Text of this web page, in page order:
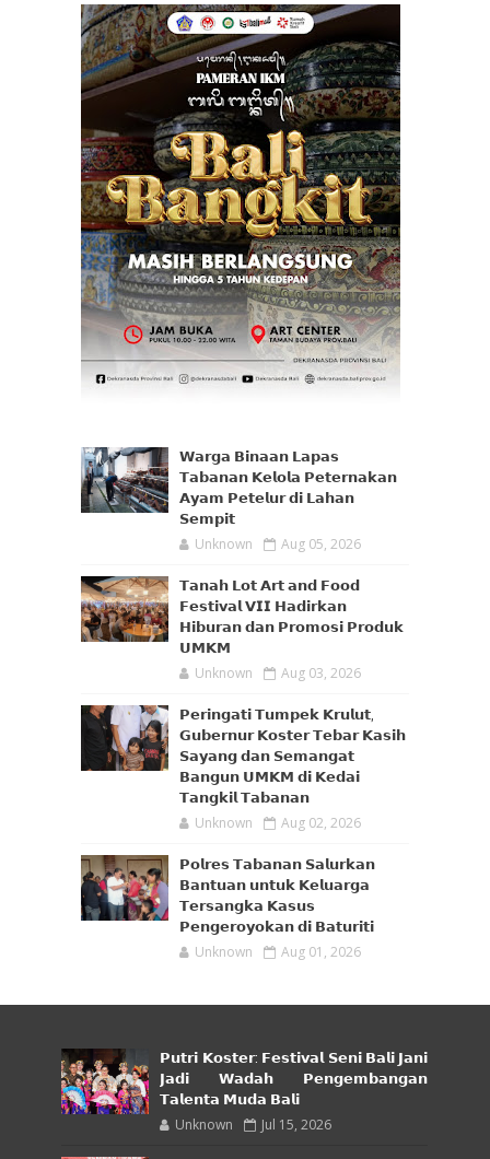
𝗪𝗮𝗿𝗴𝗮 𝗕𝗶𝗻𝗮𝗮𝗻 𝗟𝗮𝗽𝗮𝘀
𝗧𝗮𝗯𝗮𝗻𝗮𝗻 𝗞𝗲𝗹𝗼𝗹𝗮 𝗣𝗲𝘁𝗲𝗿𝗻𝗮𝗸𝗮𝗻
𝗔𝘆𝗮𝗺 𝗣𝗲𝘁𝗲𝗹𝘂𝗿 𝗱𝗶 𝗟𝗮𝗵𝗮𝗻
𝗦𝗲𝗺𝗽𝗶𝘁
Unknown Aug 05, 2026
𝗧𝗮𝗻𝗮𝗵 𝗟𝗼𝘁 𝗔𝗿𝘁 𝗮𝗻𝗱 𝗙𝗼𝗼𝗱
𝗙𝗲𝘀𝘁𝗶𝘃𝗮𝗹 𝗩𝗜𝗜 𝗛𝗮𝗱𝗶𝗿𝗸𝗮𝗻
𝗛𝗶𝗯𝘂𝗿𝗮𝗻 𝗱𝗮𝗻 𝗣𝗿𝗼𝗺𝗼𝘀𝗶 𝗣𝗿𝗼𝗱𝘂𝗸
𝗨𝗠𝗞𝗠
Unknown Aug 03, 2026
𝗣𝗲𝗿𝗶𝗻𝗴𝗮𝘁𝗶 𝗧𝘂𝗺𝗽𝗲𝗸 𝗞𝗿𝘂𝗹𝘂𝘁,
𝗚𝘂𝗯𝗲𝗿𝗻𝘂𝗿 𝗞𝗼𝘀𝘁𝗲𝗿 𝗧𝗲𝗯𝗮𝗿 𝗞𝗮𝘀𝗶𝗵
𝗦𝗮𝘆𝗮𝗻𝗴 𝗱𝗮𝗻 𝗦𝗲𝗺𝗮𝗻𝗴𝗮𝘁
𝗕𝗮𝗻𝗴𝘂𝗻 𝗨𝗠𝗞𝗠 𝗱𝗶 𝗞𝗲𝗱𝗮𝗶
𝗧𝗮𝗻𝗴𝗸𝗶𝗹 𝗧𝗮𝗯𝗮𝗻𝗮𝗻
Unknown Aug 02, 2026
𝗣𝗼𝗹𝗿𝗲𝘀 𝗧𝗮𝗯𝗮𝗻𝗮𝗻 𝗦𝗮𝗹𝘂𝗿𝗸𝗮𝗻
𝗕𝗮𝗻𝘁𝘂𝗮𝗻 𝘂𝗻𝘁𝘂𝗸 𝗞𝗲𝗹𝘂𝗮𝗿𝗴𝗮
𝗧𝗲𝗿𝘀𝗮𝗻𝗴𝗸𝗮 𝗞𝗮𝘀𝘂𝘀
𝗣𝗲𝗻𝗴𝗲𝗿𝗼𝘆𝗼𝗸𝗮𝗻 𝗱𝗶 𝗕𝗮𝘁𝘂𝗿𝗶𝘁𝗶
Unknown Aug 01, 2026
𝗣𝘂𝘁𝗿𝗶 𝗞𝗼𝘀𝘁𝗲𝗿: 𝗙𝗲𝘀𝘁𝗶𝘃𝗮𝗹 𝗦𝗲𝗻𝗶 𝗕𝗮𝗹𝗶 𝗝𝗮𝗻𝗶
𝗝𝗮𝗱𝗶 𝗪𝗮𝗱𝗮𝗵 𝗣𝗲𝗻𝗴𝗲𝗺𝗯𝗮𝗻𝗴𝗮𝗻
𝗧𝗮𝗹𝗲𝗻𝘁𝗮 𝗠𝘂𝗱𝗮 𝗕𝗮𝗹𝗶
Unknown Jul 15, 2026